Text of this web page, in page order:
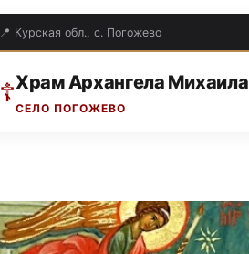
📍 Курская обл., с. Погожево
☦Храм Архангела Михаила
СЕЛО ПОГОЖЕВО